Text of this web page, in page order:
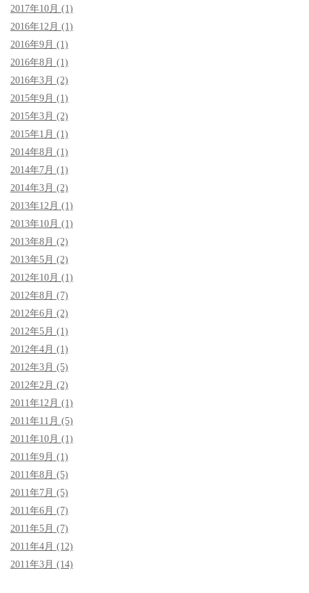
2017年10月 (1)
2016年12月 (1)
2016年9月 (1)
2016年8月 (1)
2016年3月 (2)
2015年9月 (1)
2015年3月 (2)
2015年1月 (1)
2014年8月 (1)
2014年7月 (1)
2014年3月 (2)
2013年12月 (1)
2013年10月 (1)
2013年8月 (2)
2013年5月 (2)
2012年10月 (1)
2012年8月 (7)
2012年6月 (2)
2012年5月 (1)
2012年4月 (1)
2012年3月 (5)
2012年2月 (2)
2011年12月 (1)
2011年11月 (5)
2011年10月 (1)
2011年9月 (1)
2011年8月 (5)
2011年7月 (5)
2011年6月 (7)
2011年5月 (7)
2011年4月 (12)
2011年3月 (14)